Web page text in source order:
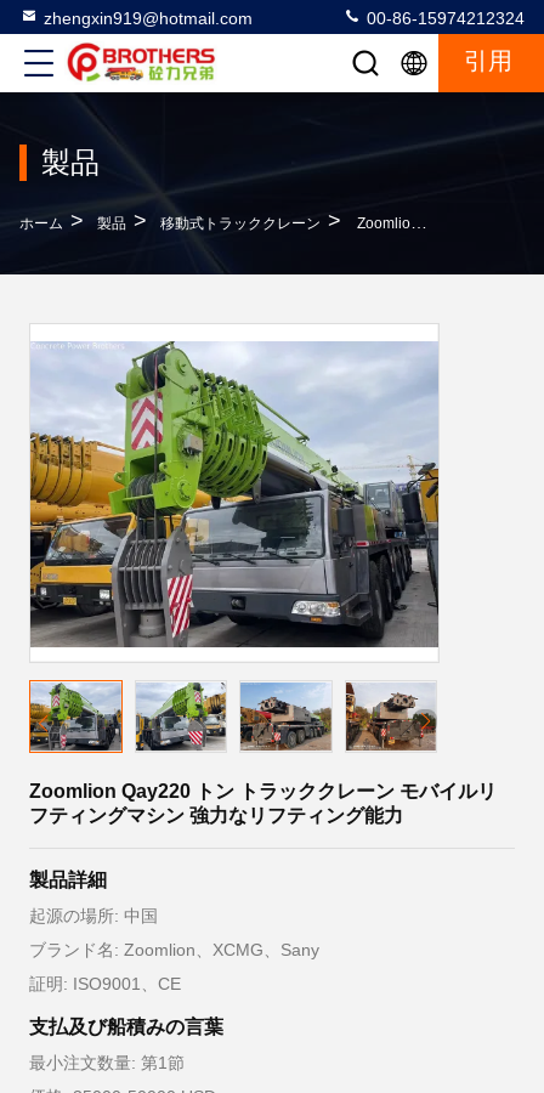
zhengxin919@hotmail.com 00-86-15974212324
引用
製品
ホーム > 製品 > 移動式トラッククレーン > Zoomlion Qay220 トン トラッククレーン モバイルリフティングマシン 強力なリフティング能力
Zoomlion Qay220 トン トラッククレーン モバイルリ
フティングマシン 強力なリフティング能力
製品詳細
起源の場所: 中国
ブランド名: Zoomlion、XCMG、Sany
証明: ISO9001、CE
支払及び船積みの言葉
最小注文数量: 第1節